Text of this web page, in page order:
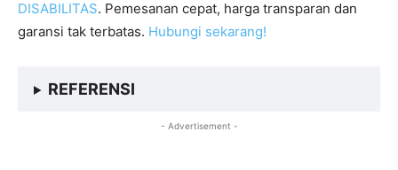
DISABILITAS. Pemesanan cepat, harga transparan dan
garansi tak terbatas. Hubungi sekarang!
REFERENSI
- Advertisement -